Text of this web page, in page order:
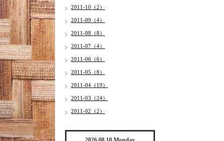
2011-10（2）
2011-09（4）
2011-08（8）
2011-07（4）
2011-06（6）
2011-05（8）
2011-04（19）
2011-03（24）
2011-02（2）